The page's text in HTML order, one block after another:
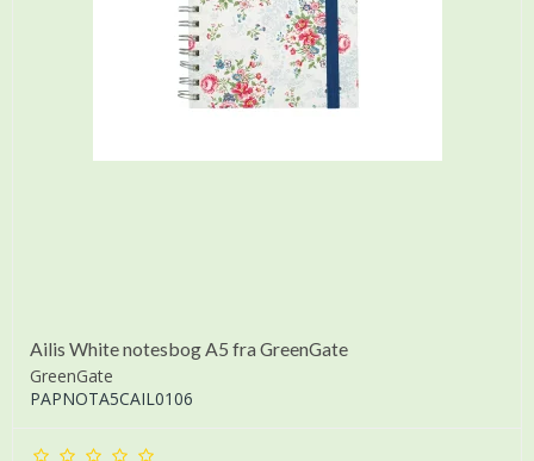
Ailis White notesbog A5 fra GreenGate
GreenGate
PAPNOTA5CAIL0106